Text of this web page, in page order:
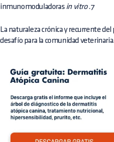
inmunomoduladoras in vitro.7
La naturaleza crónica y recurrente
desafío para la comunidad